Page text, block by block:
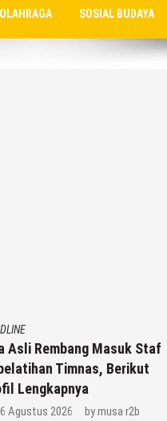
OLAHRAGA SOSIAL BUDAYA
Asli Rembang Masuk Staf
Timnas, Berikut
Lengkapnya
6 Agustus 2026 bymusa r2b